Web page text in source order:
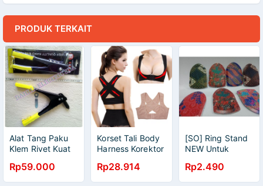
PRODUK TERKAIT
Alat Tang Paku
Klem Rivet Kuat
Rp59.000
Korset Tali Body
Harness Korektor
Dada Size L -
BBJ-16
Rp28.914
[SO] Ring Stand
NEW Untuk
Gambar Batik
Rp2.490